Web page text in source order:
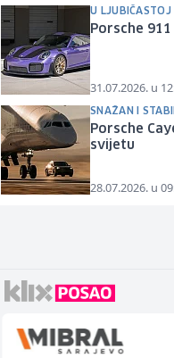
U LJUBIČASTOJ
Porsche
31.07.2026. u
SNAŽAN I
Porsche
svijetu
28.07.2026. u